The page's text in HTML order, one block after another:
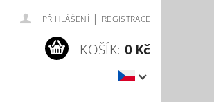
PŘIHLÁŠENÍ | REGISTRACE
KOŠÍK: 0 Kč